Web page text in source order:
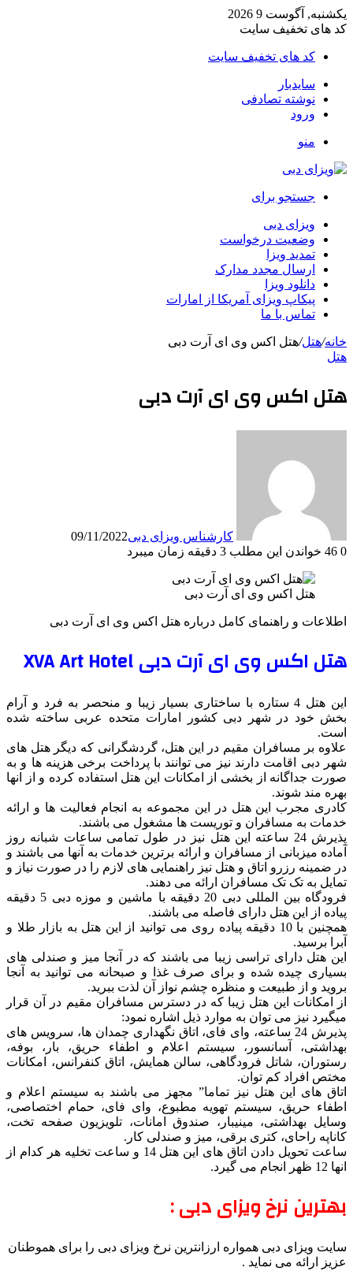
یکشنبه, آگوست 9 2026
کد های تخفیف سایت
کد های تخفیف سایت
سایدبار
نوشته تصادفی
ورود
منو
جستجو برای
ویزای دبی
وضعیت درخواست
تمدید ویزا
ارسال مجدد مدارک
دانلود ویزا
پیکاپ ویزای آمریکا از امارات
تماس با ما
خانه/هتل/هتل اکس وی ای آرت دبی
هتل
هتل اکس وی ای آرت دبی
کارشناس ویزای دبی09/11/2022
0
خواندن این مطلب 3 دقیقه زمان میبرد
هتل اکس وی ای آرت دبی
اطلاعات و راهنمای کامل درباره هتل اکس وی ای آرت دبی
هتل اکس وی ای آرت دبی XVA Art Hotel
این هتل 4 ستاره با ساختاری بسیار زیبا و منحصر به فرد و آرام
بخش خود در شهر دبی کشور امارات متحده عربی ساخته شده
است.
علاوه بر مسافران مقیم در این هتل، گردشگرانی که دیگر هتل های
شهر دبی اقامت دارند نیز می توانند با پرداخت برخی هزینه ها و به
صورت جداگانه از بخشی از امکانات این هتل استفاده کرده و از انها
بهره مند شوند.
کادری مجرب این هتل در این مجموعه به انجام فعالیت ها و ارائه
خدمات به مسافران و توریست ها مشغول می باشند.
پذیرش 24 ساعته این هتل نیز در طول تمامی ساعات شبانه روز
آماده میزبانی از مسافران و ارائه برترین خدمات به آنها می باشند و
در ضمینه رزرو اتاق و هتل نیز راهنمایی های لازم را در صورت نیاز و
تمایل به تک تک مسافران ارائه می دهند.
فرودگاه بین المللی دبی 20 دقیقه با ماشین و موزه دبی 5 دقیقه
پیاده از این هتل دارای فاصله می باشند.
همچنین با 10 دقیقه پیاده روی می توانید از این هتل به بازار طلا و
آبرا برسید.
این هتل دارای تراسی زیبا می باشند که در آنجا میز و صندلی های
بسیاری چیده شده و برای صرف غذا و صبحانه می توانید به آنجا
بروید و از طبیعت و منظره چشم نواز آن لذت ببرید.
از امکانات این هتل زیبا که در دسترس مسافران مقیم در آن قرار
میگیرد نیز می توان به موارد ذیل اشاره نمود:
پذیرش 24 ساعته، وای فای، اتاق نگهداری چمدان ها، سرویس های
بهداشتی، آسانسور، سیستم اعلام و اطفاء حریق، بار، بوفه،
رستوران، شاتل فرودگاهی، سالن همایش، اتاق کنفرانس، امکانات
مختص افراد کم توان.
اتاق های این هتل نیز تماما” مجهز می باشند به سیستم اعلام و
اطفاء حریق، سیستم تهویه مطبوع، وای فای، حمام اختصاصی،
وسایل بهداشتی، مینیبار، صندوق امانات، تلویزیون صفحه تخت،
کاناپه راحای، کتری برقی، میز و صندلی کار.
ساعت تحویل دادن اتاق های این هتل 14 و ساعت تخلیه هر کدام از
انها 12 ظهر انجام می گیرد.
بهترین نرخ ویزای دبی :
سایت ویزای دبی همواره ارزانترین نرخ ویزای دبی را برای هموطنان
عزیز ارائه می نماید .